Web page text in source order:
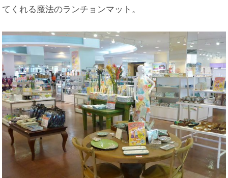
てくれる魔法のランチョンマット。